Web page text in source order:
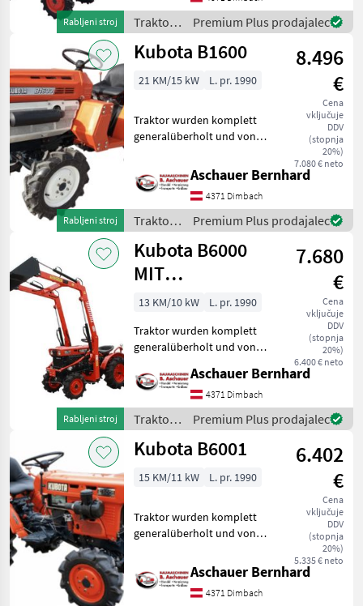
Rabljeni stroj
Hubkraft Heckhydraulik::
300kg
Traktor /
Kubota
Premium Plus prodajalec
Rabljeni stroj
Kubota B1600
8.496
€
Cena
vključuje
DDV
(stopnja
20%)
7.080 € neto
21 KM/15 kW L. pr. 1990
Traktor wurden komplett
generalüberholt und von
Technische Daten: Motor:
Kubota Motor 0, 9 L-3
Zylinder Kraftstoffart:
Diesel Kühlung
Aschauer Bernhard
4371 Dimbach
Traktor /
Kubota
Premium Plus prodajalec
Rabljeni stroj
Kubota B6000
MIT
FRONTLADER
7.680
€
Cena
vključuje
DDV
(stopnja
20%)
6.400 € neto
13 KM/10 kW
L. pr. 1990
Traktor wurden komplett
generalüberholt und von
Technische Daten: Antrieb::
Allrad zuschaltbar / 4WD
Zapfwellendrehzahl in
U/min:: 54
Aschauer Bernhard
4371 Dimbach
Traktor /
Kubota
Premium Plus prodajalec
Kubota B6001
6.402
€
Cena
vključuje
DDV
(stopnja
20%)
5.335 € neto
15 KM/11 kW L. pr. 1990
Traktor wurden komplett
generalüberholt und von
Technische Daten: Anzahl
Zylinder:: 3 Motor:: D650
Wassergekühlter Kubota
Aschauer Bernhard
4371 Dimbach